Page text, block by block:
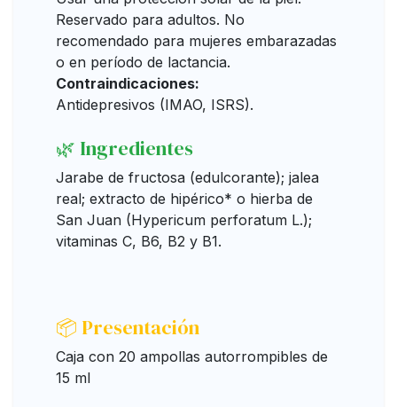
Reservado para adultos. No
recomendado para mujeres embarazadas
o en período de lactancia.
Contraindicaciones:
Antidepresivos (IMAO, ISRS).
🌿 Ingredientes
Jarabe de fructosa (edulcorante); jalea
real; extracto de hipérico* o hierba de
San Juan (Hypericum perforatum L.);
vitaminas C, B6, B2 y B1.
📦 Presentación
Caja con 20 ampollas autorrompibles de
15 ml